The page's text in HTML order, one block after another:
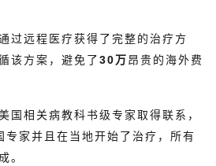
过远程医疗获得了完整的治疗方
该方案，避免了30万昂贵的海外费
国相关病教科书级专家取得联系，
专家并且在当地开始了治疗，所有
。